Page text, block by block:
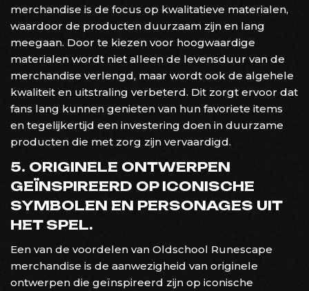
merchandise is de focus op kwalitatieve materialen,
waardoor de producten duurzaam zijn en lang
meegaan. Door te kiezen voor hoogwaardige
materialen wordt niet alleen de levensduur van de
merchandise verlengd, maar wordt ook de algehele
kwaliteit en uitstraling verbeterd. Dit zorgt ervoor dat
fans lang kunnen genieten van hun favoriete items
en tegelijkertijd een investering doen in duurzame
producten die met zorg zijn vervaardigd.
5. ORIGINELE ONTWERPEN
GEÏNSPIREERD OP ICONISCHE
SYMBOLEN EN PERSONAGES UIT
HET SPEL.
Een van de voordelen van Oldschool Runescape
merchandise is de aanwezigheid van originele
ontwerpen die geïnspireerd zijn op iconische